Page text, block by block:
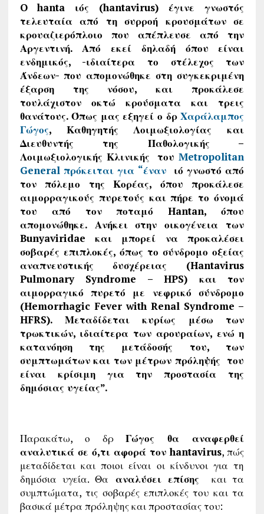
O hantaιός (hantavirus) έγινε γνωστός
τελευταία από τη συρροή κρουσμάτων σε
κρουαζιερόπλοιο που απέπλευσε από την
Αργεντινή. Από εκεί δηλαδή όπου είναι
ενδημικός, -ιδιαίτερα το στέλεχος των
Άνδεων- που απομονώθηκε στη συγκεκριμένη
έξαρση της νόσου, και προκάλεσε
τουλάχιστον οκτώ κρούσματα και τρεις
θανάτους. Όπως μας εξηγεί ο δρΧαράλαμπος
Γώγος, Καθηγητής Λοιμωξιολογίας και
Διευθυντής της Παθολογικής –
Λοιμωξιολογικής Κλινικής
τουMetropolitan
General πρόκειται για “έναν
ιό γνωστό από
τον πόλεμο της Κορέας, όπου προκάλεσε
αιμορραγικούς πυρετούς και πήρε το όνομά
του από τον ποταμόHantan, όπου
απομονώθηκε. Ανήκει στην οικογένεια των
Bunyaviridae και μπορεί να προκαλέσει
σοβαρές επιπλοκές, όπως το σύνδρομο οξείας
αναπνευστικής δυσχέρειας (Hantavirus
Pulmonary Syndrome – HPS) και τον
αιμορραγικό πυρετό με νεφρικό σύνδρομο
(Hemorrhagic Fever with Renal Syndrome –
HFRS). Μεταδίδεται κυρίως μέσω των
τρωκτικών, ιδιαίτερα των αρουραίων, ενώ η
κατανόηση της μετάδοσής του, των
συμπτωμάτων και των μέτρων πρόληψής του
είναι κρίσιμη για την προστασία της
δημόσιας υγείας”.
Παρακάτω, ο δρΓώγος θα αναφερθεί
αναλυτικά σε ό,τι αφορά τον hantavirus, πώς
μεταδίδεται και ποιοι είναι οι κίνδυνοι για τη
δημόσια υγεία. Θα αναλύσει επίσης και τα
συμπτώματα, τις σοβαρές επιπλοκές του και τα
βασικά μέτρα πρόληψης και προστασίας του: